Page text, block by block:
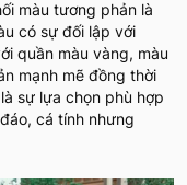
màu tương phản là
có sự đối lập với
quần màu vàng, màu
mạnh mẽ đồng thời
sự lựa chọn phù hợp
cá tính nhưng